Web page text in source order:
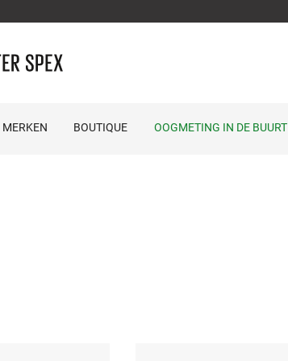
MERKEN BOUTIQUE OOGMETING IN DE BUURT